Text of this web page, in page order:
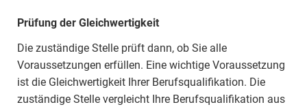
Prüfung der Gleichwertigkeit
Die zuständige Stelle prüft dann, ob Sie alle
Voraussetzungen erfüllen. Eine wichtige Voraussetzung
ist die Gleichwertigkeit Ihrer Berufsqualifikation. Die
zuständige Stelle vergleicht Ihre Berufsqualifikation aus